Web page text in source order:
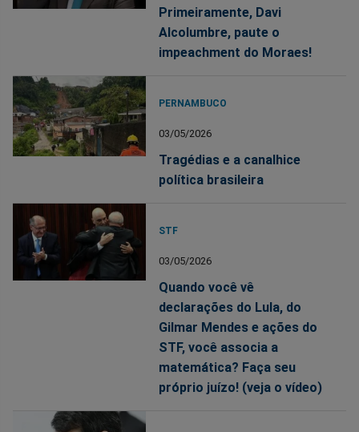
Primeiramente, Davi
Alcolumbre, paute o
impeachment do Moraes!
PERNAMBUCO
03/05/2026
Tragédias e a canalhice
política brasileira
STF
03/05/2026
Quando você vê
declarações do Lula, do
Gilmar Mendes e ações do
STF, você associa a
matemática? Faça seu
próprio juízo! (veja o vídeo)